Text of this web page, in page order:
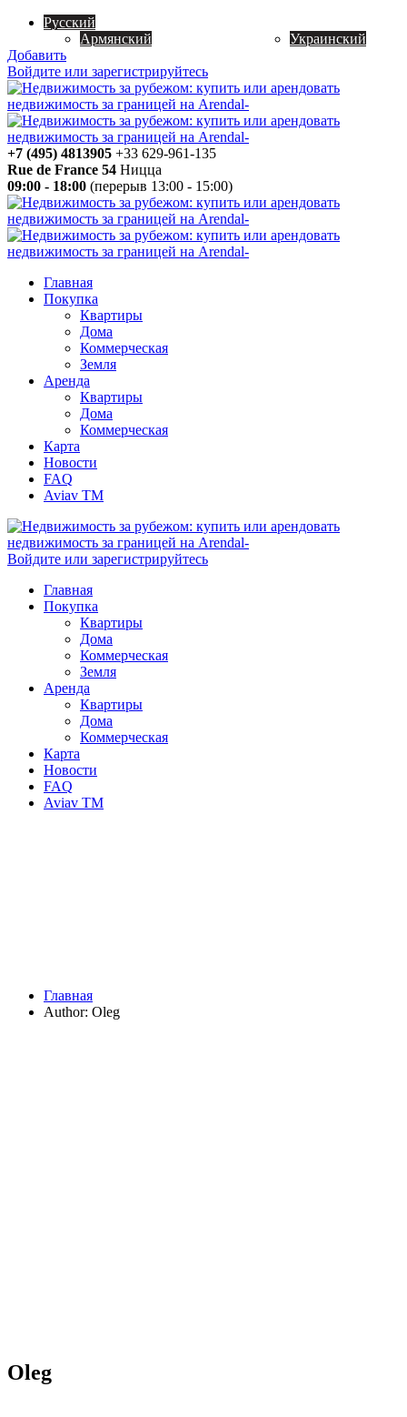
Русский
Армянский
Украинский
Добавить
Войдите или зарегистрируйтесь
+7 (495) 4813905 +33 629-961-135
Rue de France 54 Ницца
09:00 - 18:00 (перерыв 13:00 - 15:00)
Главная
Покупка
Квартиры
Дома
Коммерческая
Земля
Аренда
Квартиры
Дома
Коммерческая
Карта
Новости
FAQ
Aviav TM
Войдите или зарегистрируйтесь
Главная
Покупка
Квартиры
Дома
Коммерческая
Земля
Аренда
Квартиры
Дома
Коммерческая
Карта
Новости
FAQ
Aviav TM
Главная
Author: Oleg
Oleg